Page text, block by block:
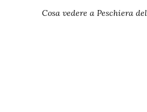
Cosa vedere a Peschiera